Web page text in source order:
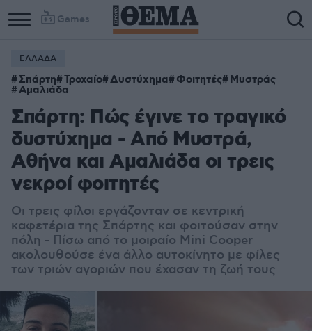
Games
ΕΛΛΑΔΑ
Σπάρτη Τροχαίο Δυστύχημα Φοιτητές Μυστράς
Αμαλιάδα
Σπάρτη: Πώς έγινε το τραγικό
δυστύχημα - Από Μυστρά,
Αθήνα και Αμαλιάδα οι τρεις
νεκροί φοιτητές
Οι τρεις φίλοι εργάζονταν σε κεντρική
καφετέρια της Σπάρτης και φοιτούσαν στην
πόλη - Πίσω από το μοιραίο Mini Cooper
ακολουθούσε ένα άλλο αυτοκίνητο με φίλες
των τριών αγοριών που έχασαν τη ζωή τους